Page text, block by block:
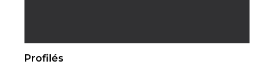
Profilés